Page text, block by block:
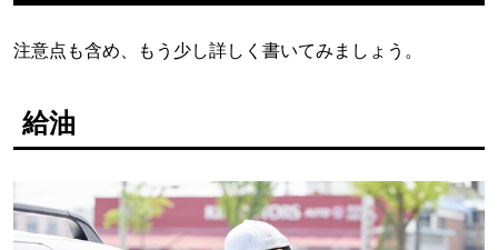
注意点も含め、もう少し詳しく書いてみましょう。
給油